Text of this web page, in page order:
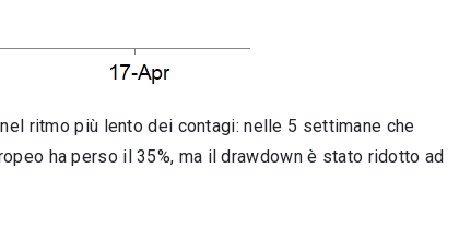
ritmo più lento dei contagi: nelle 5 settimane che
ha perso il 35%, ma il drawdown è stato ridotto ad